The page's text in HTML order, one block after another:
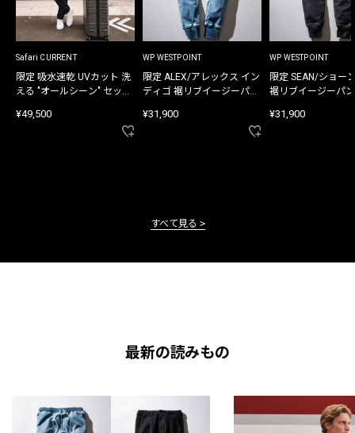
Safari CURRENT
限定 吸水速乾 UVカット 洗
える "オールシーン" セット
¥49,500
WP WESTPOINT
限定 ALEX/アレックス イン
ディゴ 裾リブイージーパン
¥31,900
WP WESTPOINT
限定 SEAN/ショー
裾リブイージーパ
¥31,900
すべて見る
最新の読みもの